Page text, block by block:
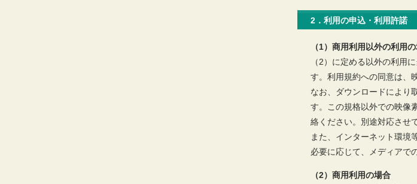
2．利用の申込・利用許諾
（1）商用利用以外の利用
（2）に定める以外の利用
す。利用規約への同意は、
なお、ダウンロードにより
す。この規格以外での映像
絡ください。別途対応させ
また、インターネット環境
必要に応じて、メディアで
（2）商用利用の場合